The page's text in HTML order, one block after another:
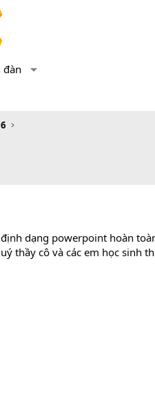
đàn
dạng powerpoint hoàn
thầy cô và các em học sinh